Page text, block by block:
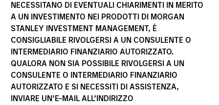
NECESSITANO DI EVENTUALI CHIARIMENTI IN MERITO
A UN INVESTIMENTO NEI PRODOTTI DI MORGAN
STANLEY INVESTMENT MANAGEMENT, È
CONSIGLIABILE RIVOLGERSI A UN CONSULENTE O
INTERMEDIARIO FINANZIARIO AUTORIZZATO.
QUALORA NON SIA POSSIBILE RIVOLGERSI A UN
CONSULENTE O INTERMEDIARIO FINANZIARIO
AUTORIZZATO E SI NECESSITI DI ASSISTENZA,
INVIARE UN’E-MAIL ALL’INDIRIZZO